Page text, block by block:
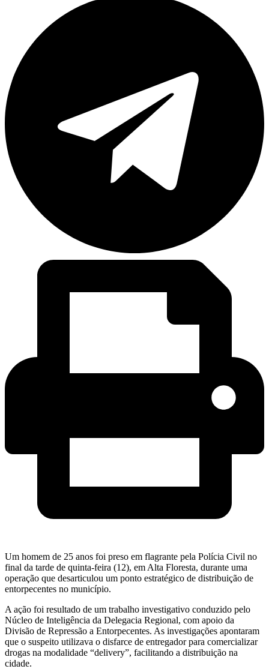
Um homem de 25 anos foi preso em flagrante pela Polícia Civil no
final da tarde de quinta-feira (12), em Alta Floresta, durante uma
operação que desarticulou um ponto estratégico de distribuição de
entorpecentes no município.
A ação foi resultado de um trabalho investigativo conduzido pelo
Núcleo de Inteligência da Delegacia Regional, com apoio da
Divisão de Repressão a Entorpecentes. As investigações apontaram
que o suspeito utilizava o disfarce de entregador para comercializar
drogas na modalidade “delivery”, facilitando a distribuição na
cidade.